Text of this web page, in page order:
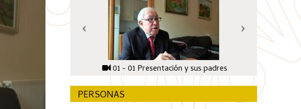
01 - 01 Presentación y sus padres
PERSONAS